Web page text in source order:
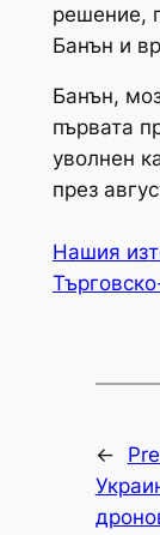
решение,
Банън и
Банън,
първата
уволнен
през
Нашия
←